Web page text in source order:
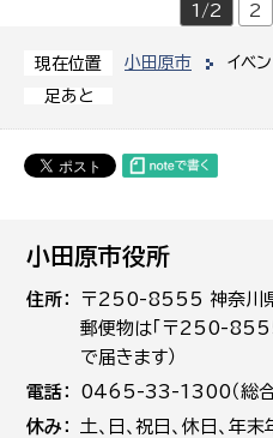
現在位置 小田原市
イベ
足あと
1/2 2
小田原市役所
住所
〒250-8555 神奈川
郵便物は「〒250-
で届きます）
電話
0465-33-1300（総合
休み
土､日､祝日、休日、年